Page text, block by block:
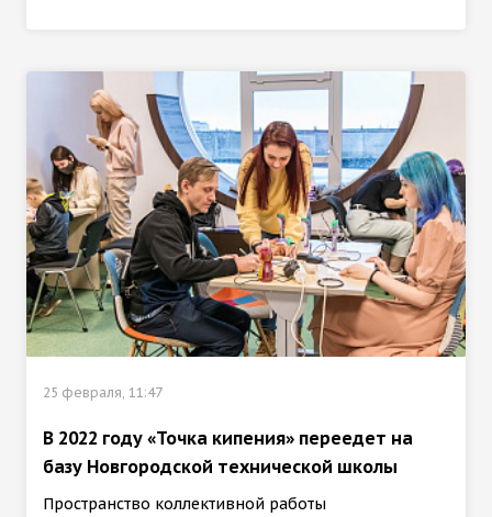
25 февраля, 11:47
В 2022 году «Точка кипения» переедет на
базу Новгородской технической школы
Пространство коллективной работы